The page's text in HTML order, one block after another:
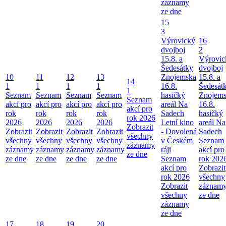
záznamy
ze dne
10
1
Seznam
akcí pro
rok
2026
Zobrazit
všechny
záznamy
ze dne
11
1
Seznam
akcí pro
rok
2026
Zobrazit
všechny
záznamy
ze dne
12
1
Seznam
akcí pro
rok
2026
Zobrazit
všechny
záznamy
ze dne
13
1
Seznam
akcí pro
rok
2026
Zobrazit
všechny
záznamy
ze dne
14
1
Seznam
akcí pro
rok 2026
Zobrazit
všechny
záznamy
ze dne
15
3
Výrovický
dvojboj
15.8. a
Šedesátky
Znojemska
16.8.
hasičký
areál Na
Sadech
Letní kino
- Dovolená
v Českém
ráji
Seznam
akcí pro
rok 2026
Zobrazit
všechny
záznamy
ze dne
16
2
dvojboj
15.8. a
16.8.
hasičký
areál Na
Sadech
Seznam
akcí pro
rok
Zobrazit
všechny
ze dne
17
18
19
20